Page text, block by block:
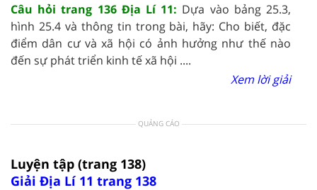
Câu hỏi trang 136 Địa Lí 11: Dựa vào bảng 25.3,
hình 25.4 và thông tin trong bài, hãy: Cho biết, đặc
điểm dân cư và xã hội có ảnh hưởng như thế nào
đến sự phát triển kinh tế xã hội ....
Xem lời giải
QUẢNG CÁO
Luyện tập (trang 138)
Giải Địa Lí 11 trang 138